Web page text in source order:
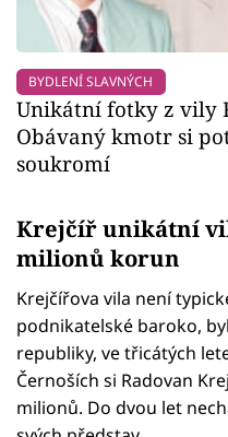
BYDLENÍ SLAVNÝCH
Unikátní fotky z vily
Obávaný kmotr si
soukromí
Krejčíř unikátní
milionů korun
Krejčířova vila není
podnikatelské baroko,
republiky, ve třicátých
Černoších si Radovan
milionů. Do dvou let